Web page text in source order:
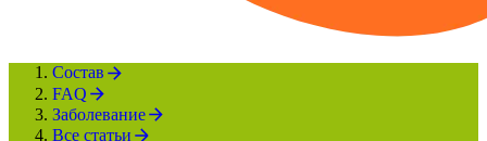
Состав
FAQ
Заболевание
Все статьи